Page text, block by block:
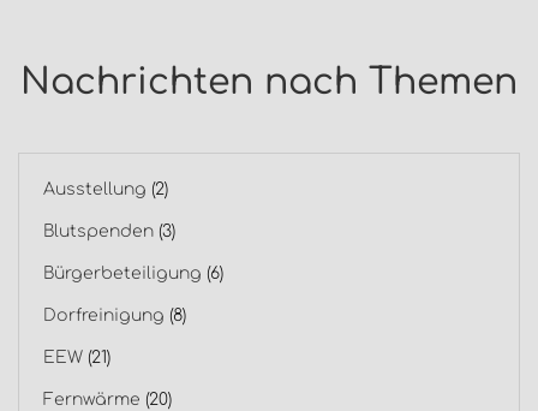
Nachrichten nach Themen
Ausstellung (2)
Blutspenden (3)
Bürgerbeteiligung (6)
Dorfreinigung (8)
EEW (21)
Fernwärme (20)